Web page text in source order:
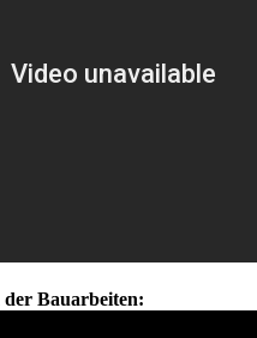
der Bauarbeiten: